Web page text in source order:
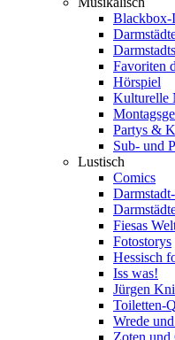
Blackbox-
Favoriten
Hörspiel
Kulturelle
Partys &
Sub- und
Lustisch
Comics
Fiesas
Fotostorys
Hessisch
Iss was!
Jürgen
Toiletten-
Wrede
Zoten und